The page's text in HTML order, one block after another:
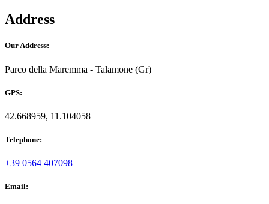
Address
Our Address:
Parco della Maremma - Talamone (Gr)
GPS:
42.668959, 11.104058
Telephone:
+39 0564 407098
Email: